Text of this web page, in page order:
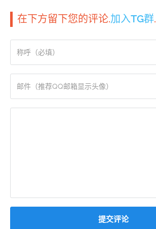
在下方留下您的评论.加入TG群.
提交评论